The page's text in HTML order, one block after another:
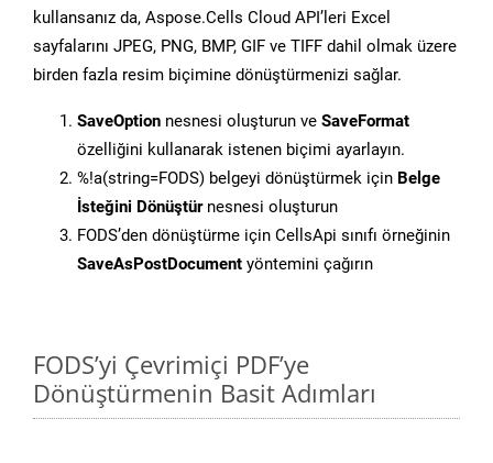
kullansanız da, Aspose.Cells Cloud API’leri Excel
sayfalarını JPEG, PNG, BMP, GIF ve TIFF dahil olmak üzere
birden fazla resim biçimine dönüştürmenizi sağlar.
SaveOption nesnesi oluşturun ve SaveFormat
özelliğini kullanarak istenen biçimi ayarlayın.
%!a(string=FODS) belgeyi dönüştürmek için Belge
İsteğini Dönüştürnesnesi oluşturun
FODS’den dönüştürme için CellsApi sınıfı örneğinin
SaveAsPostDocument yöntemini çağırın
FODS’yi Çevrimiçi PDF’ye
Dönüştürmenin Basit Adımları